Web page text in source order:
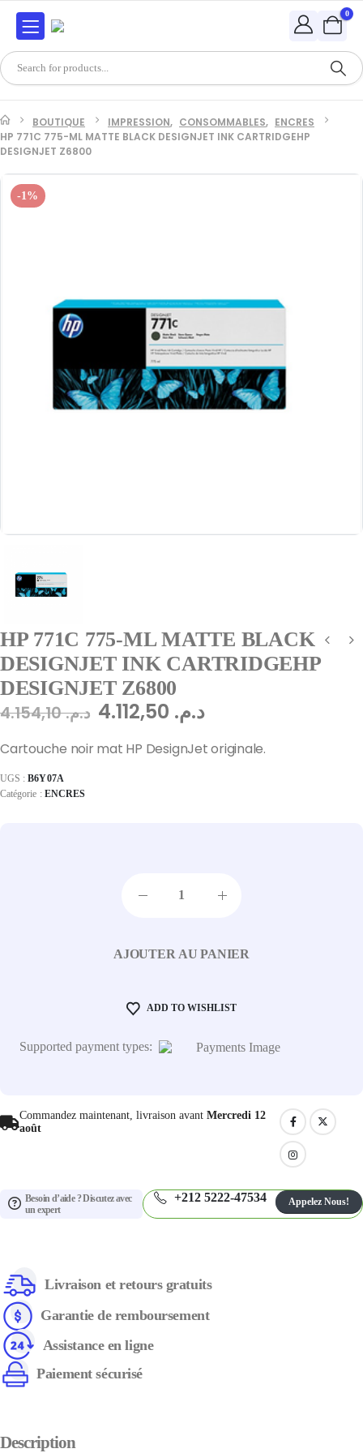
0
BOUTIQUE IMPRESSION, CONSOMMABLES, ENCRES
HP 771C 775-ML MATTE BLACK DESIGNJET INK CARTRIDGEHP
DESIGNJET Z6800
-1%
HP 771C 775-ML MATTE BLACK
DESIGNJET INK CARTRIDGEHP
DESIGNJET Z6800
د.م.4.154,10 د.م.
Cartouche noir mat HP DesignJet originale.
UGS :B6Y07A
Catégorie : ENCRES
AJOUTER AU PANIER
ADD TO WISHLIST
Supported payment types:
Commandez maintenant, livraison avant Mercredi 12
août
Besoin d’aide ? Discutez avec
un expert
+212 5222-47534 Appelez Nous!
Livraison et retours gratuits
Garantie de remboursement
Assistance en ligne
Paiement sécurisé
Description